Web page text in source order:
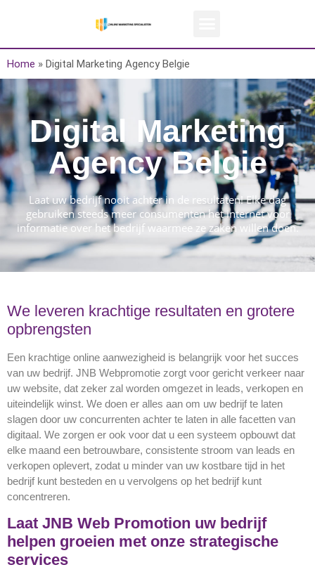
Home » Digital Marketing Agency Belgie
Digital Marketing
Agency Belgie
Laat uw bedrijf nooit achter in de resultaten! Elke dag
gebruiken steeds meer consumenten het internet voor
informatie over het bedrijf waarmee ze zaken willen doen.
We leveren krachtige resultaten en grotere
opbrengsten
Een krachtige online aanwezigheid is belangrijk voor het succes
van uw bedrijf. JNB Webpromotie zorgt voor gericht verkeer naar
uw website, dat zeker zal worden omgezet in leads, verkopen en
uiteindelijk winst. We doen er alles aan om uw bedrijf te laten
slagen door uw concurrenten achter te laten in alle facetten van
digitaal. We zorgen er ook voor dat u een systeem opbouwt dat
elke maand een betrouwbare, consistente stroom van leads en
verkopen oplevert, zodat u minder van uw kostbare tijd in het
bedrijf kunt besteden en u vervolgens op het bedrijf kunt
concentreren.
Laat JNB Web Promotion uw bedrijf
helpen groeien met onze strategische
services